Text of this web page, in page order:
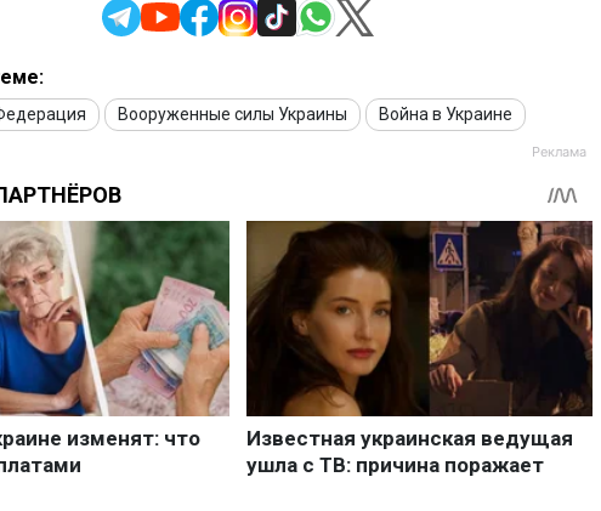
Вооруженные силы Украины Война в Украине